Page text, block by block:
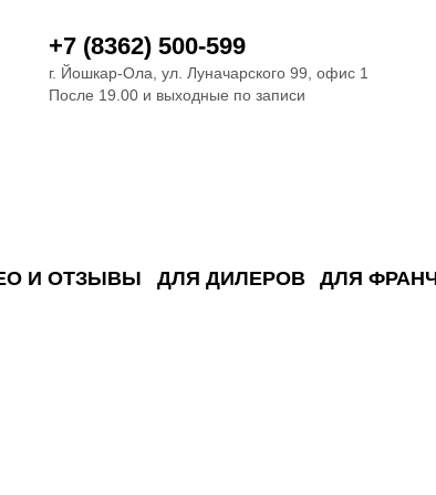
+7 (8362) 500-599
г. Йошкар-Ола, ул. Луначарского 99, офис 1
После 19.00 и выходные по записи
И ОТЗЫВЫ ДЛЯ ДИЛЕРОВ ДЛЯ